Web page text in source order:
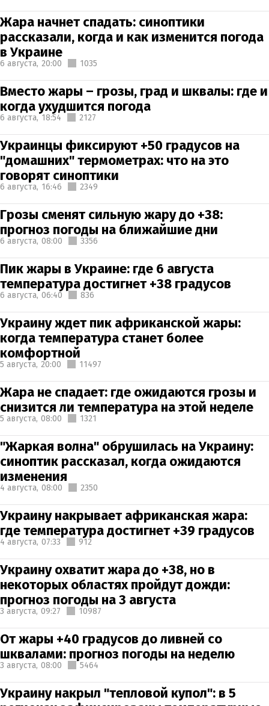
Жара начнет спадать: синоптики
рассказали, когда и как изменится погода
в Украине
6 августа, 20:00 1035
Вместо жары – грозы, град и шквалы: где и
когда ухудшится погода
6 августа, 18:54 2127
Украинцы фиксируют +50 градусов на
"домашних" термометрах: что на это
говорят синоптики
6 августа, 16:46 2349
Грозы сменят сильную жару до +38:
прогноз погоды на ближайшие дни
6 августа, 08:00 3356
Пик жары в Украине: где 6 августа
температура достигнет +38 градусов
6 августа, 06:40 836
Украину ждет пик африканской жары:
когда температура станет более
комфортной
5 августа, 20:00 11497
Жара не спадает: где ожидаются грозы и
снизится ли температура на этой неделе
5 августа, 08:00 1321
"Жаркая волна" обрушилась на Украину:
синоптик рассказал, когда ожидаются
изменения
4 августа, 08:00 2350
Украину накрывает африканская жара:
где температура достигнет +39 градусов
4 августа, 07:33 912
Украину охватит жара до +38, но в
некоторых областях пройдут дожди:
прогноз погоды на 3 августа
3 августа, 09:27 10987
От жары +40 градусов до ливней со
шквалами: прогноз погоды на неделю
3 августа, 08:00 5464
Украину накрыл "тепловой купол": в 5